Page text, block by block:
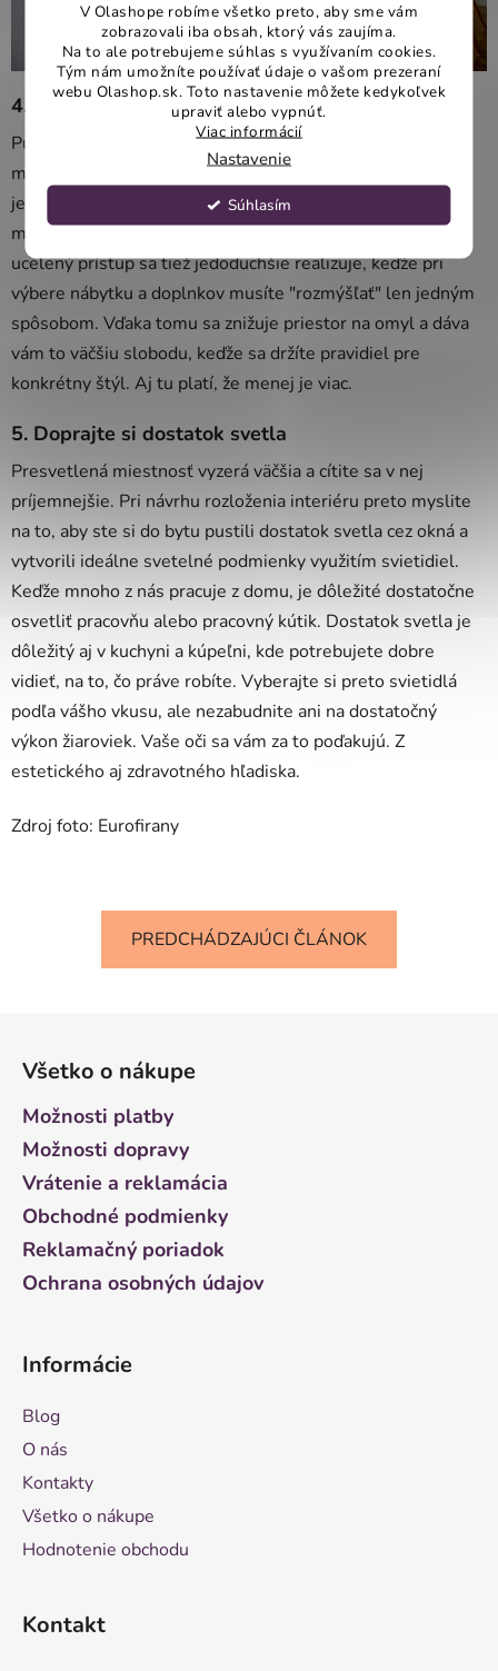
V Olashope robíme všetko preto, aby sme vám
zobrazovali iba obsah, ktorý vás zaujíma.
Na to ale potrebujeme súhlas s využívaním cookies.
Tým nám umožníte používať údaje o vašom prezeraní
webu Olashop.sk. Toto nastavenie môžete kedykoľvek
upraviť alebo vypnúť.
Viac informácií
Nastavenie
Súhlasím
4. Menej štýlov je viac
Pustiť sa do viacerých štýlov pri redizajne rôznych
miestnosti väčšinou nedopadne dobre. Ideálne je držať sa
jedného v celom byte. Udržíte si tak harmóniu a prechod
medzi viacerými štýlmi vás nebude vyrušovať. Takýto
ucelený prístup sa tiež jedoduchšie realizuje, keďže pri
výbere nábytku a doplnkov musíte "rozmýšľať" len jedným
spôsobom. Vďaka tomu sa znižuje priestor na omyl a dáva
vám to väčšiu slobodu, keďže sa držíte pravidiel pre
konkrétny štýl. Aj tu platí, že menej je viac.
5. Doprajte si dostatok svetla
Presvetlená miestnosť vyzerá väčšia a cítite sa v nej
príjemnejšie. Pri návrhu rozloženia interiéru preto myslite
na to, aby ste si do bytu pustili dostatok svetla cez okná a
vytvorili ideálne svetelné podmienky využitím svietidiel.
Keďže mnoho z nás pracuje z domu, je dôležité dostatočne
osvetliť pracovňu alebo pracovný kútik. Dostatok svetla je
dôležitý aj v kuchyni a kúpeľni, kde potrebujete dobre
vidieť, na to, čo práve robíte. Vyberajte si preto svietidlá
podľa vášho vkusu, ale nezabudnite ani na dostatočný
výkon žiaroviek. Vaše oči sa vám za to poďakujú. Z
estetického aj zdravotného hľadiska.
Zdroj foto: Eurofirany
PREDCHÁDZAJÚCI ČLÁNOK
Všetko o nákupe
Možnosti platby
Možnosti dopravy
Vrátenie a reklamácia
Obchodné podmienky
Reklamačný poriadok
Ochrana osobných údajov
Informácie
Blog
O nás
Kontakty
Všetko o nákupe
Hodnotenie obchodu
Kontakt